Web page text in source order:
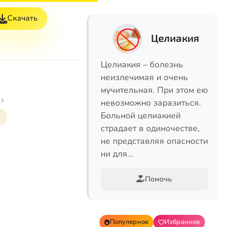
Скачать
Целиакия
Целиакия – болезнь
неизлечимая и очень
мучительная. При этом ею
невозможно заразиться.
Больной целиакией
страдает в одиночестве,
не представляя опасности
ни для…
Помочь
Популярное
Избранное